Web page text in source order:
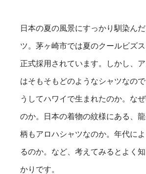
日本の夏の風景にすっかり馴染ん
ツ。茅ヶ崎市では夏のクールビズ
正式採用されています。しかし、
はそもそもどのようなシャツなの
うしてハワイで生まれたのか。な
のか。日本の着物の紋様にある、
柄もアロハシャツなのか。年代に
るのか。など、考えてみるとよく
かりです。